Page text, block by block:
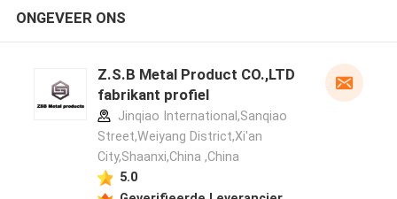
ONGEVEER ONS
Z.S.B Metal Product CO.,LTD
fabrikant profiel
Jinqiao International,Sanqiao
Street,Weiyang District,Xi'an
City,Shaanxi,China ,China
5.0